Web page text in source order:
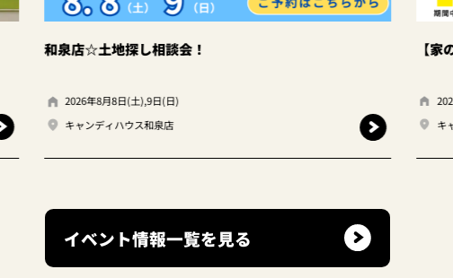
【家の予算と家族の暮らし】FPセミナー
イベント情報一覧を見る